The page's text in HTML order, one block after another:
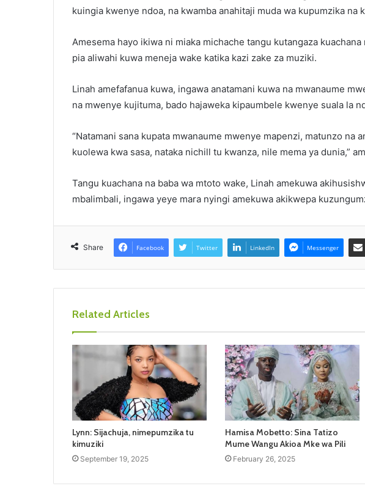
kuingia kwenye ndoa, na kwamba anahitaji muda wa kupumzika na
Amesema hayo ikiwa ni miaka michache tangu kutangaza
pia aliwahi kuwa meneja wake katika kazi zake za muziki.
Linah amefafanua kuwa, ingawa anatamani kuwa na mwanaume
na mwenye kujituma, bado hajaweka kipaumbele kwenye suala la
“Natamani sana kupata mwanaume mwenye mapenzi, matunzo na
kuolewa kwa sasa, nataka nichill tu kwanza, nile mema ya dunia,”
Tangu kuachana na baba wa mtoto wake, Linah amekuwa
mbalimbali, ingawa yeye mara nyingi amekuwa akikwepa
Share Facebook Twitter LinkedIn Messenger
Related Articles
Lynn: Sijachuja, nimepumzika tu
kimuziki
September 19, 2025
Hamisa Mobetto: Sina Tatizo
Mume Wangu Akioa Mke wa Pili
February 26, 2025